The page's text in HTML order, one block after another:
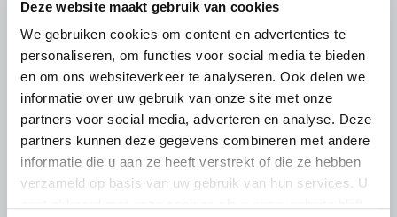
Deze website maakt gebruik van cookies
We gebruiken cookies om content en advertenties te
personaliseren, om functies voor social media te bieden
en om ons websiteverkeer te analyseren. Ook delen we
informatie over uw gebruik van onze site met onze
partners voor social media, adverteren en analyse. Deze
partners kunnen deze gegevens combineren met andere
informatie die u aan ze heeft verstrekt of die ze hebben
verzameld op basis van uw gebruik van hun services. U